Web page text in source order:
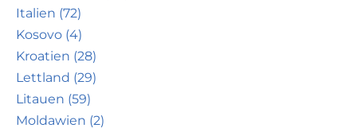
Italien (72)
Kosovo (4)
Kroatien (28)
Lettland (29)
Litauen (59)
Moldawien (2)